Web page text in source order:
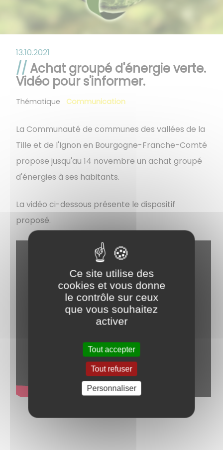
13.10.2021
Achat groupé d'énergie verte.
Vidéo pour s'informer.
Thématique Communication
La Communauté de communes des vallées de la
Tille et de l'Ignon en Bourgogne-Franche-Comté
propose jusqu'au 14 novembre un achat groupé
d'énergies à ses habitants.
La vidéo ci-dessous présente le dispositif
proposé.
Ce site utilise des
cookies et vous donne
le contrôle sur ceux
que vous souhaitez
activer
Tout accepter
Tout refuser
Personnaliser